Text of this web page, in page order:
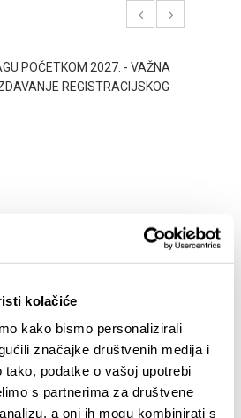
kolačiće
kako bismo personalizirali
značajke društvenih medija i
podatke o vašoj upotrebi
s partnerima za društvene
a oni ih mogu kombinirati s